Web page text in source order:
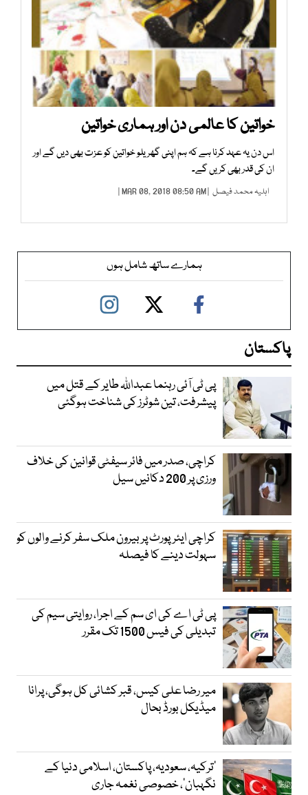
خواتین کا عالمی دن اور ہماری خواتین
اس دن یہ عہد کرنا ہے کہ ہم اپنی گھریلو خواتین کو عزت بھی دیں گے اور
ان کی قدر بھی کریں گے۔
اہلیہ محمد فیصل | MAR 08, 2018 08:50 AM |
ہمارے ساتھ شامل ہوں
پاکستان
پی ٹی آئی رہنما عبداللہ طایر کے قتل میں
پیشرفت، تین شوٹرز کی شناخت ہوگئی
کراچی، صدر میں فائر سیفٹی قوانین کی خلاف
ورزی پر 200 دکانیں سیل
کراچی ایئرپورٹ پر بیرون ملک سفر کرنے والوں کو
سہولت دینے کا فیصلہ
پی ٹی اے کی ای سم کے اجرا، روایتی سیم کی
تبدیلی کی فیس 1500 تک مقرر
میر رضا علی کیس، قبر کشائی کل ہوگی، پرانا
میڈیکل بورڈ بحال
‘ترکیہ، سعودیہ، پاکستان، اسلامی دنیا کے
نگہبان’، خصوصی نغمہ جاری